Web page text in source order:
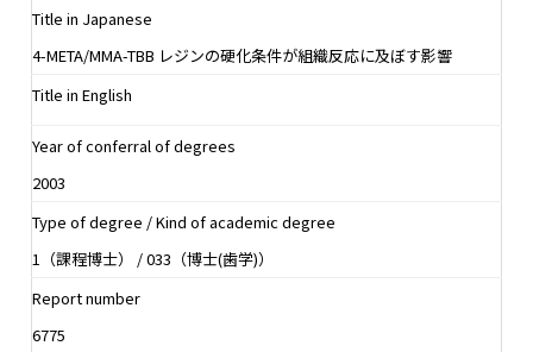
Title in Japanese
4-META/MMA-TBB レジンの硬化条件が組織反応に及ぼす影響
Title in English
Year of conferral of degrees
2003
Type of degree / Kind of academic degree
1（課程博士） / 033（博士(歯学)）
Report number
6775